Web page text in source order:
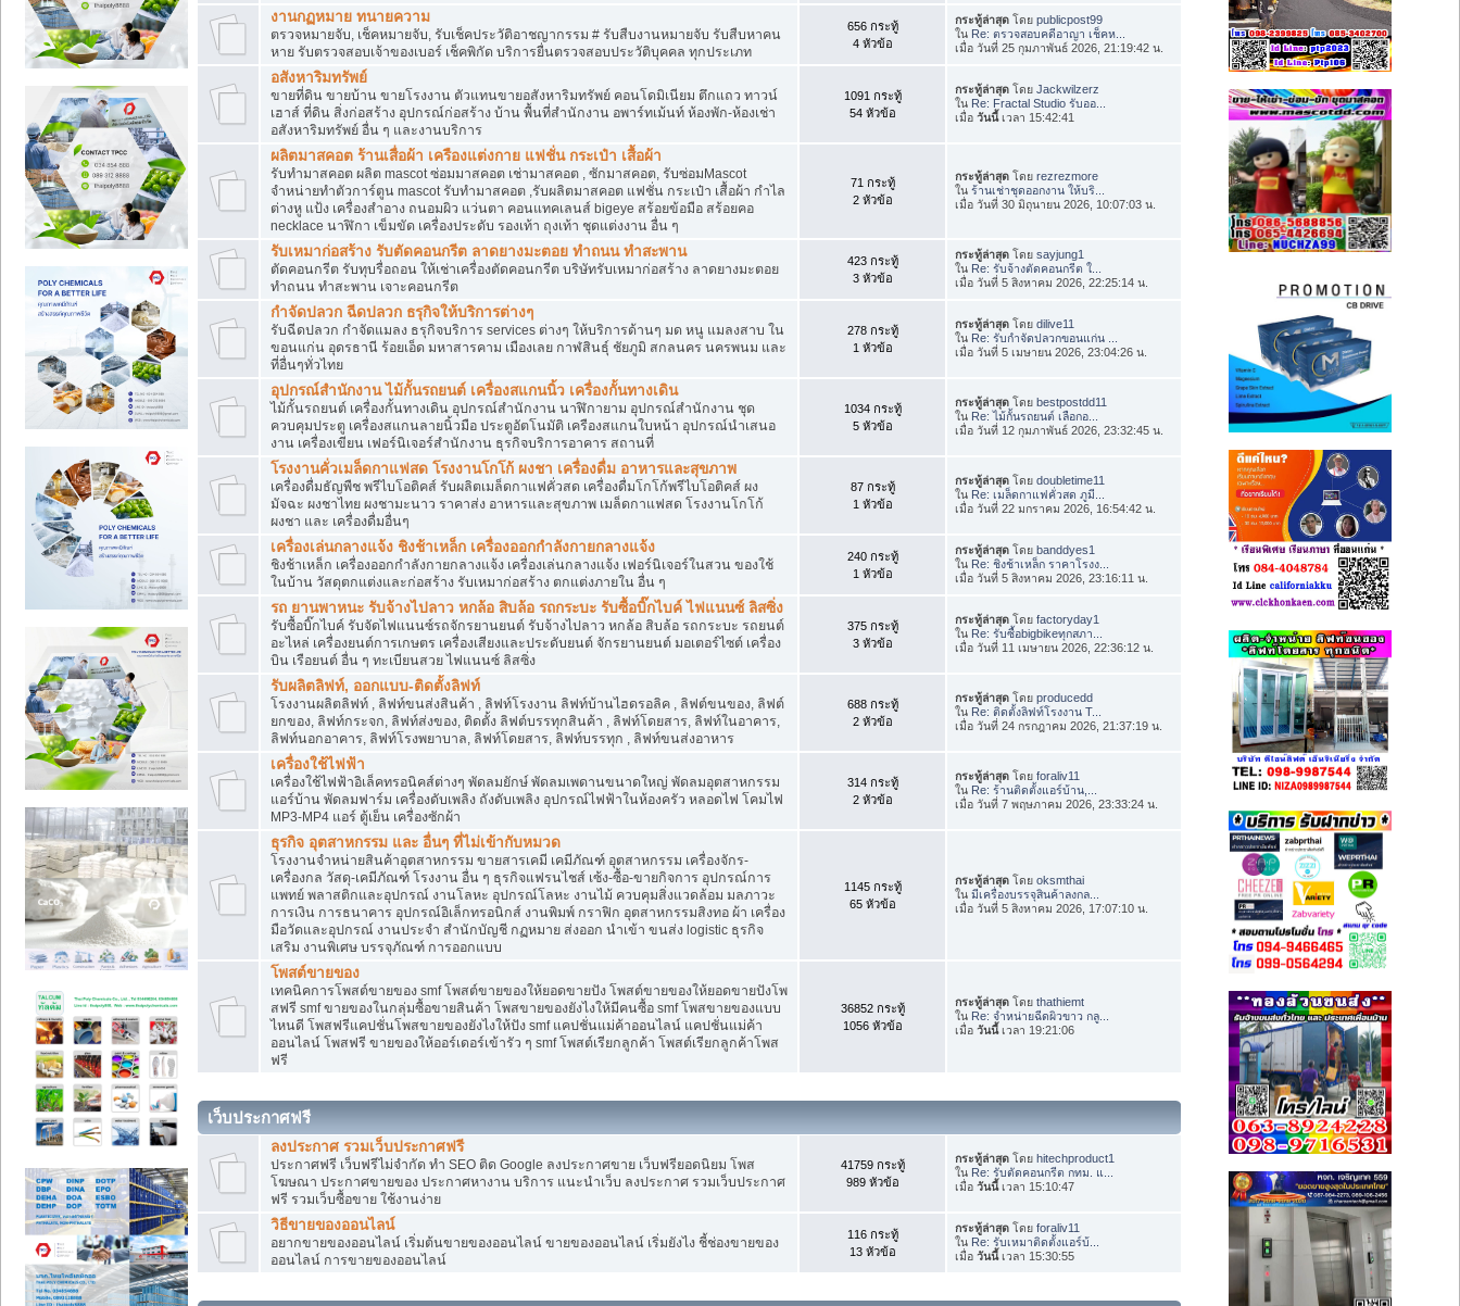
งานกฏหมาย ทนายความ
ตรวจหมายจับ, เช็คหมายจับ, รับเช็คประวัติอาชญากรรม # รับสืบงานหมายจับ รับสืบหาคน
หาย รับตรวจสอบเจ้าของเบอร์ เช็คพิกัด บริการยื่นตรวจสอบประวัติบุคคล ทุกประเภท
656 กระทู้
4 หัวข้อ
กระทู้ล่าสุด โดยpublicpost99
ใน Re: ตรวจสอบคดีอาญา เช็คห...
เมื่อ วันที่ 25 กุมภาพันธ์ 2026, 21:19:42 น.
อสังหาริมทรัพย์
ขายที่ดิน ขายบ้าน ขายโรงงาน ตัวแทนขายอสังหาริมทรัพย์ คอนโดมิเนียม ตึกแถว ทาวน์
เฮาส์ ที่ดิน สิ่งก่อสร้าง อุปกรณ์ก่อสร้าง บ้าน พื้นที่สำนักงาน อพาร์ทเม้นท์ ห้องพัก-ห้องเช่า
อสังหาริมทรัพย์ อื่น ๆ และงานบริการ
1091 กระทู้
54 หัวข้อ
กระทู้ล่าสุด โดยJackwilzerz
ใน Re: Fractal Studio รับออ...
เมื่อวันนี้เวลา 15:42:41
ผลิตมาสคอต ร้านเสื่อผ้า เครืองแต่งกาย แฟชั่น กระเป๋า เสื้อผ้า
รับทำมาสคอต ผลิต mascot ซ่อมมาสคอต เช่ามาสคอต , ซักมาสคอต, รับซ่อมMascot
จำหน่ายทำตัวการ์ตูน mascot รับทำมาสคอต ,รับผลิตมาสคอต แฟชั่น กระเป๋า เสื้อผ้า กำไล
ต่างหู แป้ง เครื่องสำอาง ถนอมผิว แว่นตา คอนแทคเลนส์ bigeye สร้อยข้อมือ สร้อยคอ
necklace นาฬิกา เข็มขัด เครื่องประดับ รองเท้า ถุงเท้า ชุดแต่งงาน อื่น ๆ
71 กระทู้
2 หัวข้อ
กระทู้ล่าสุด โดยrezrezmore
ในร้านเช่าชุดออกงาน ให้บริ...
เมื่อ วันที่ 30 มิถุนายน 2026, 10:07:03 น.
รับเหมาก่อสร้าง รับตัดคอนกรีต ลาดยางมะตอย ทำถนน ทำสะพาน
ตัดคอนกรีต รับทุบรื่อถอน ให้เช่าเครื่องตัดคอนกรีต บริษัทรับเหมาก่อสร้าง ลาดยางมะตอย
ทำถนน ทำสะพาน เจาะคอนกรีต
423 กระทู้
3 หัวข้อ
กระทู้ล่าสุด โดยsayjung1
ใน Re: รับจ้างตัดคอนกรีต ใ...
เมื่อ วันที่ 5 สิงหาคม 2026, 22:25:14 น.
กำจัดปลวก ฉีดปลวก ธรุกิจให้บริการต่างๆ
รับฉีดปลวก กำจัดแมลง ธรุกิจบริการ services ต่างๆ ให้บริการด้านๆ มด หนู แมลงสาบ ใน
ขอนแก่น อุดรธานี ร้อยเอ็ด มหาสารคาม เมืองเลย กาฬสินธุ์ ชัยภูมิ สกลนคร นครพนม และ
ที่อื่นๆทั่วไทย
278 กระทู้
1 หัวข้อ
กระทู้ล่าสุด โดยdilive11
ใน Re: รับกำจัดปลวกขอนแก่น ...
เมื่อ วันที่ 5 เมษายน 2026, 23:04:26 น.
อุปกรณ์สำนักงาน ไม้กั้นรถยนต์ เครื่องสแกนนิ้ว เครื่องกั้นทางเดิน
ไม้กั้นรถยนต์ เครื่องกั้นทางเดิน อุปกรณ์สำนักงาน นาฬิกายาม อุปกรณ์สำนักงาน ชุด
ควบคุมประตู เครื่องสแกนลายนิ้วมือ ประตูอัตโนมัติ เครืองสแกนใบหน้า อุปกรณ์นำเสนอ
งาน เครื่องเขียน เฟอร์นิเจอร์สำนักงาน ธุรกิจบริการอาคาร สถานที่
1034 กระทู้
5 หัวข้อ
กระทู้ล่าสุด โดยbestpostdd11
ใน Re: ไม้กั้นรถยนต์ เลือกอ...
เมื่อ วันที่ 12 กุมภาพันธ์ 2026, 23:32:45 น.
โรงงานคั่วเมล็ดกาแฟสด โรงงานโกโก้ ผงชา เครื่องดื่ม อาหารและสุขภาพ
เครื่องดื่มธัญพืช พรีไบโอติคส์ รับผลิตเมล็ดกาแฟคั่วสด เครื่องดื่มโกโก้พรีไบโอติคส์ ผง
มัจฉะ ผงชาไทย ผงชามะนาว ราคาส่ง อาหารและสุขภาพ เมล็ดกาแฟสด โรงงานโกโก้
ผงชา และ เครื่องดื่มอื่นๆ
87 กระทู้
1 หัวข้อ
กระทู้ล่าสุด โดยdoubletime11
ใน Re: เมล็ดกาแฟคั่วสด ภูมี...
เมื่อ วันที่ 22 มกราคม 2026, 16:54:42 น.
เครื่องเล่นกลางแจ้ง ชิงช้าเหล็ก เครื่องออกกำลังกายกลางแจ้ง
ชิงช้าเหล็ก เครื่องออกกำลังกายกลางแจ้ง เครื่องเล่นกลางแจ้ง เฟอร์นิเจอร์ในสวน ของใช้
ในบ้าน วัสดุตกแต่งและก่อสร้าง รับเหมาก่อสร้าง ตกแต่งภายใน อื่น ๆ
240 กระทู้
1 หัวข้อ
กระทู้ล่าสุด โดยbanddyes1
ใน Re: ชิงช้าเหล็ก ราคาโรงง...
เมื่อ วันที่ 5 สิงหาคม 2026, 23:16:11 น.
รถ ยานพาหนะ รับจ้างไปลาว หกล้อ สิบล้อ รถกระบะ รับซื้อบิ๊กไบค์ ไฟแนนซ์ ลิสซิ่ง
รับซื้อบิ๊กไบค์ รับจัดไฟแนนซ์รถจักรยานยนต์ รับจ้างไปลาว หกล้อ สิบล้อ รถกระบะ รถยนต์
อะไหล่ เครื่องยนต์การเกษตร เครื่องเสียงและประดับยนต์ จักรยานยนต์ มอเตอร์ไซต์ เครื่อง
บิน เรือยนต์ อื่น ๆ ทะเบียนสวย ไฟแนนซ์ ลิสซิ่ง
375 กระทู้
3 หัวข้อ
กระทู้ล่าสุด โดยfactoryday1
ใน Re: รับซื้อbigbikeทุกสภา...
เมื่อ วันที่ 11 เมษายน 2026, 22:36:12 น.
รับผลิตลิฟท์, ออกแบบ-ติดตั้งลิฟท์
โรงงานผลิตลิฟท์ , ลิฟท์ขนส่งสินค้า , ลิฟท์โรงงาน ลิฟท์บ้านไฮดรอลิค , ลิฟต์ขนของ, ลิฟต์
ยกของ, ลิฟท์กระจก, ลิฟท์ส่งของ, ติดตั้ง ลิฟต์บรรทุกสินค้า , ลิฟท์โดยสาร, ลิฟท์ในอาคาร,
ลิฟท์นอกอาคาร, ลิฟท์โรงพยาบาล, ลิฟท์โดยสาร, ลิฟท์บรรทุก , ลิฟท์ขนส่งอาหาร
688 กระทู้
2 หัวข้อ
กระทู้ล่าสุด โดยproducedd
ใน Re: ติดตั้งลิฟท์โรงงาน T...
เมื่อ วันที่ 24 กรกฎาคม 2026, 21:37:19 น.
เครื่องใช้ไฟฟ้า
เครื่องใช้ไฟฟ้าอิเล็คทรอนิคส์ต่างๆ พัดลมยักษ์ พัดลมเพดานขนาดใหญ่ พัดลมอุตสาหกรรม
แอร์บ้าน พัดลมฟาร์ม เครื่องดับเพลิง ถังดับเพลิง อุปกรณ์ไฟฟ้าในห้องครัว หลอดไฟ โคมไฟ
MP3-MP4 แอร์ ตู้เย็น เครื่องซักผ้า
314 กระทู้
2 หัวข้อ
กระทู้ล่าสุด โดยforaliv11
ใน Re: ร้านติดตั้งแอร์บ้าน,...
เมื่อ วันที่ 7 พฤษภาคม 2026, 23:33:24 น.
ธุรกิจ อุตสาหกรรม และ อื่นๆ ที่ไม่เข้ากับหมวด
โรงงานจำหน่ายสินค้าอุตสาหกรรม ขายสารเคมี เคมีภัณฑ์ อุตสาหกรรม เครื่องจักร-
เครื่องกล วัสดุ-เคมีภัณฑ์ โรงงาน อื่น ๆ ธุรกิจแฟรนไชส์ เซ้ง-ซื้อ-ขายกิจการ อุปกรณ์การ
แพทย์ พลาสติกและอุปกรณ์ งานโลหะ อุปกรณ์โลหะ งานไม้ ควบคุมสิ่งแวดล้อม มลภาวะ
การเงิน การธนาคาร อุปกรณ์อิเล็กทรอนิกส์ งานพิมพ์ กราฟิก อุตสาหกรรมสิงทอ ผ้า เครื่อง
มือวัดและอุปกรณ์ งานประจำ สำนักบัญชี กฏหมาย ส่งออก นำเข้า ขนส่ง logistic ธุรกิจ
เสริม งานพิเศษ บรรจุภัณฑ์ การออกแบบ
1145 กระทู้
65 หัวข้อ
กระทู้ล่าสุด โดยoksmthai
ในมีเครื่องบรรจุสินค้าลงกล...
เมื่อ วันที่ 5 สิงหาคม 2026, 17:07:10 น.
โพสต์ขายของ
เทคนิคการโพสต์ขายของ smf โพสต์ขายของให้ยอดขายปัง โพสต์ขายของให้ยอดขายปังโพ
สฟรี smf ขายของในกลุ่มซื้อขายสินค้า โพสขายของยังไงให้มีคนซื้อ smf โพสขายของแบบ
ไหนดี โพสฟรีแคปชั่นโพสขายของยังไงให้ปัง smf แคปชั่นแม่ค้าออนไลน์ แคปชั่นแม่ค้า
ออนไลน์ โพสฟรี ขายของให้ออร์เดอร์เข้ารัว ๆ smf โพสต์เรียกลูกค้า โพสต์เรียกลูกค้าโพส
ฟรี
36852 กระทู้
1056 หัวข้อ
กระทู้ล่าสุด โดยthathiemt
ใน Re: จำหน่ายฉีดผิวขาว กลู...
เมื่อวันนี้เวลา 19:21:06
เว็บประกาศฟรี
ลงประกาศ รวมเว็บประกาศฟรี
ประกาศฟรี เว็บฟรีไม่จำกัด ทำ SEO ติด Google ลงประกาศขาย เว็บฟรียอดนิยม โพส
โฆษณา ประกาศขายของ ประกาศหางาน บริการ แนะนำเว็บ ลงประกาศ รวมเว็บประกาศ
ฟรี รวมเว็บซื้อขาย ใช้งานง่าย
41759 กระทู้
989 หัวข้อ
กระทู้ล่าสุด โดยhitechproduct1
ใน Re: รับตัดคอนกรีต กทม. แ...
เมื่อวันนี้เวลา 15:10:47
วิธีขายของออนไลน์
อยากขายของออนไลน์ เริ่มต้นขายของออนไลน์ ขายของออนไลน์ เริ่มยังไง ชี้ช่องขายของ
ออนไลน์ การขายของออนไลน์
116 กระทู้
13 หัวข้อ
กระทู้ล่าสุด โดยforaliv11
ใน Re: รับเหมาติดตั้งแอร์บ้...
เมื่อวันนี้เวลา 15:30:55